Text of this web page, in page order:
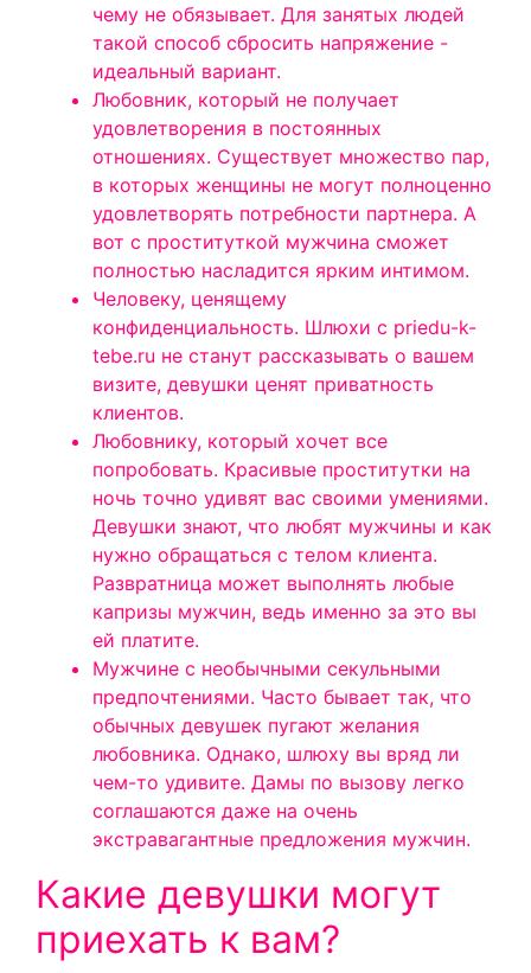
чему не обязывает. Для занятых людей
такой способ сбросить напряжение -
идеальный вариант.
Любовник, который не получает
удовлетворения в постоянных
отношениях. Существует множество пар,
в которых женщины не могут полноценно
удовлетворять потребности партнера. А
вот с проституткой мужчина сможет
полностью насладится ярким интимом.
Человеку, ценящему
конфиденциальность. Шлюхи с priedu-k-
tebe.ru не станут рассказывать о вашем
визите, девушки ценят приватность
клиентов.
Любовнику, который хочет все
попробовать. Красивые проститутки на
ночь точно удивят вас своими умениями.
Девушки знают, что любят мужчины и как
нужно обращаться с телом клиента.
Развратница может выполнять любые
капризы мужчин, ведь именно за это вы
ей платите.
Мужчине с необычными секульными
предпочтениями. Часто бывает так, что
обычных девушек пугают желания
любовника. Однако, шлюху вы вряд ли
чем-то удивите. Дамы по вызову легко
соглашаются даже на очень
экстравагантные предложения мужчин.
Какие девушки могут
приехать к вам?